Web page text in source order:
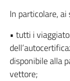
In particolare,
• tutti i
disponibile alla
vettore;